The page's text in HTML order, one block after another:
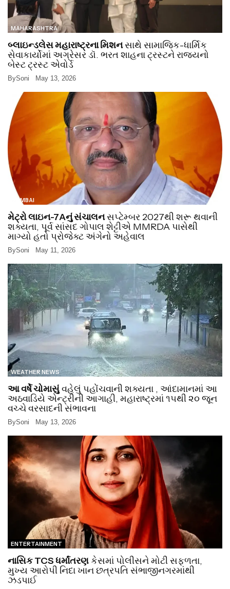
MAHARASHTRA
બ્લાઇન્ડલેસ મહારાષ્ટ્રના મિશનસાથે સામાજિક-ધાર્મિક
સેવાકાર્યોમાં અગ્રેસર ડૉ. ભરત શાહના ટ્રસ્ટને રાજ્યનો
બેસ્ટ ટ્રસ્ટ એવોર્ડ
BySoni May 13, 2026
MUMBAI
મેટ્રો લાઇન-7Aનું સંચાલનસપ્ટેમ્બર 2027થી શરૂ થવાની
શક્યતા, પૂર્વ સાંસદ ગોપાલ શેટ્ટીએ MMRDA પાસેથી
માગ્યો હતો પ્રોજેક્ટ અંગેનો અહેવાલ
BySoni May 11, 2026
WEATHER NEWS
આ વર્ષે ચોમાસુંવહેલું પહોંચવાની શક્યતા , આંદામાનમાં આ
અઠવાડિયે એન્ટ્રીની આગાહી, મહારાષ્ટ્રમાં ૧૫થી ૨૦ જૂન
વચ્ચે વરસાદની સંભાવના
BySoni May 13, 2026
ENTERTAINMENT
નાસિક TCS ધર્માંતરણકેસમાં પોલીસને મોટી સફળતા,
મુખ્ય આરોપી નિદા ખાન છત્રપતિ સંભાજીનગરમાંથી
ઝડપાઈ